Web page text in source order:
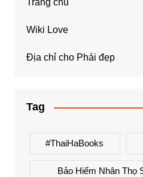
Trang chủ
Wiki Love
Địa chỉ cho Phái đẹp
Tag
#ThaiHaBooks
Bảo Hiểm Nhân Thọ